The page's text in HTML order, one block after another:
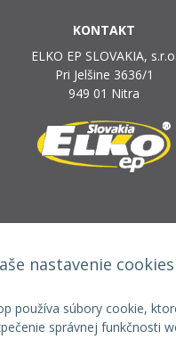
nastavenie cookies
používa súbory cookie,
správnej funkčnosti
KONTAKT
ELKO EP SLOVAKIA, s.r.o.
Pri Jelšine 3636/1
949 01 Nitra
INFOLINKA
+421 37 6586 731